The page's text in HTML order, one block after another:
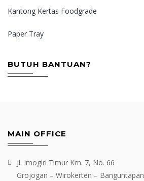
Kantong Kertas Foodgrade
Paper Tray
BUTUH BANTUAN?
MAIN OFFICE
Jl. Imogiri Timur Km. 7, No. 66
Grojogan – Wirokerten – Banguntapan